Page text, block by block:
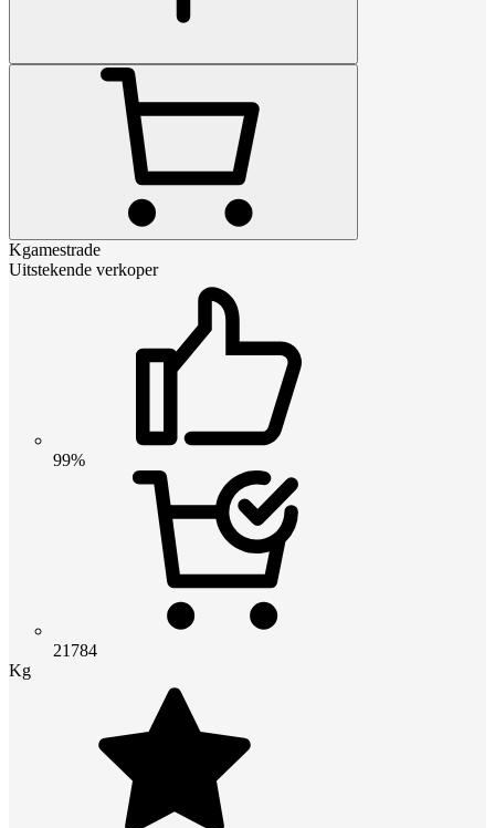
Kgamestrade
Uitstekende verkoper
99%
21784
Kg